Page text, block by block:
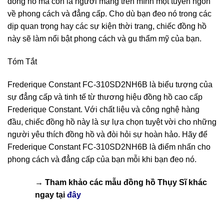
về phong cách và đẳng cấp. Cho dù bạn đeo nó trong các
dịp quan trọng hay các sự kiện thời trang, chiếc đồng hồ
này sẽ làm nổi bật phong cách và gu thẩm mỹ của bạn.
Tóm Tắt
Frederique Constant FC-310SD2NH6B là biểu tượng của
sự đẳng cấp và tinh tế từ thương hiệu đồng hồ cao cấp
Frederique Constant. Với chất liệu và công nghệ hàng
đầu, chiếc đồng hồ này là sự lựa chọn tuyệt vời cho những
người yêu thích đồng hồ và đòi hỏi sự hoàn hảo. Hãy để
Frederique Constant FC-310SD2NH6B là điểm nhấn cho
phong cách và đẳng cấp của bạn mỗi khi bạn đeo nó.
→ Tham khảo các mẫu đồng hồ Thụy Sĩkhác
ngay tại đây